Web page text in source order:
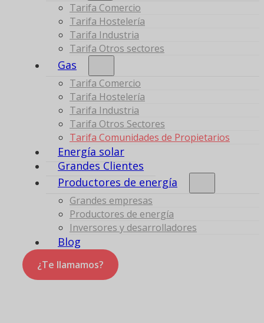
Tarifa Comercio
Tarifa Hostelería
Tarifa Industria
Tarifa Otros sectores
Gas
Tarifa Comercio
Tarifa Hostelería
Tarifa Industria
Tarifa Otros Sectores
Tarifa Comunidades de Propietarios
Energía solar
Grandes Clientes
Productores de energía
Grandes empresas
Productores de energía
Inversores y desarrolladores
Blog
¿Te llamamos?